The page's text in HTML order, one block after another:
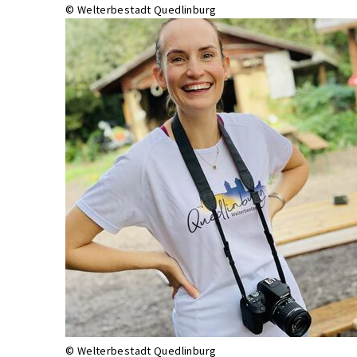
© Welterbestadt Quedlinburg
© Welterbestadt Quedlinburg